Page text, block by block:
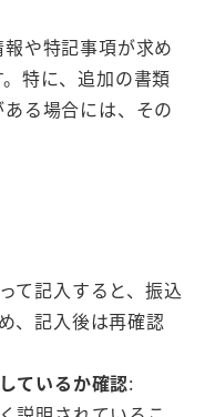
や特記事項が求め
特に、追加の書類
る場合には、その
て記入すると、振込
、記入後は再確認
ているか確認: